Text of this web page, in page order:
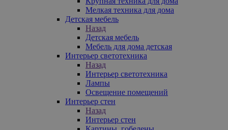
Мелкая техника для дома
Детская мебель
Назад
Детская мебель
Мебель для дома детская
Интерьер светотехника
Назад
Интерьер светотехника
Лампы
Освещение помещений
Интерьер стен
Назад
Интерьер стен